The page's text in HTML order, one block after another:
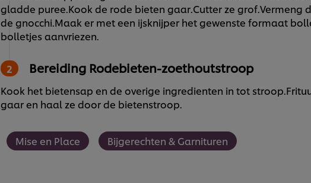
gladde puree.Kook de rode bieten gaar.Cutter ze grof.Vermeng
de gnocchi.Maak er met een ijsknijper het gewenste formaat
bolletjes aanvriezen.
Bereiding Rodebieten-zoethoutstroop
Kook het bietensap en de overige ingredienten in tot
gaar en haal ze door de bietenstroop.
Mise en Place Bijgerechten & Garnituren